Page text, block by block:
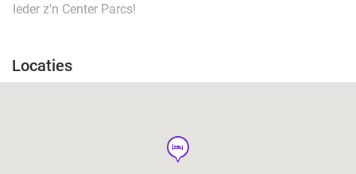
Ieder z'n Center Parcs!
Locaties
hotel